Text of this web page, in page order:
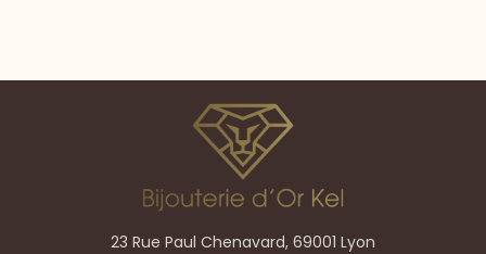
23 Rue Paul Chenavard, 69001 Lyon